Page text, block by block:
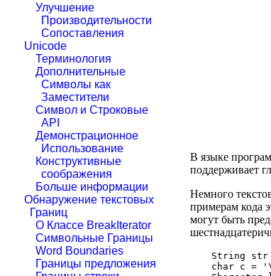
Улучшение
Производительности
Сопоставления
Unicode
Терминология
Дополнительные
Символы как
Заместители
Символ и Строковые
API
Демонстрационное
Использование
Конструктивные
соображения
Больше информации
Обнаружение текстовых
Границ
О Классе BreakIterator
Символьные Границы
Word Boundaries
Границы предложения
В языке
поддерживает
Немного
примерам кода
могут быть
String str
char c =